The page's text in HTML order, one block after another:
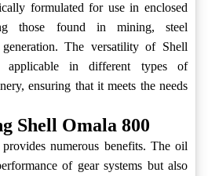
formulated for use in enclosed
those found in mining, steel
The versatility of Shell
in different types of
ensuring that it meets the needs
Shell Omala 800
numerous benefits. The oil
of gear systems but also